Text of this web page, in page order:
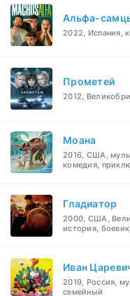
Альфа-
2022, Испания,
Прометей
2012,
Моана
2016, США,
комедия,
Гладиатор
2000, США,
история,
Иван
2019, Россия,
семейный